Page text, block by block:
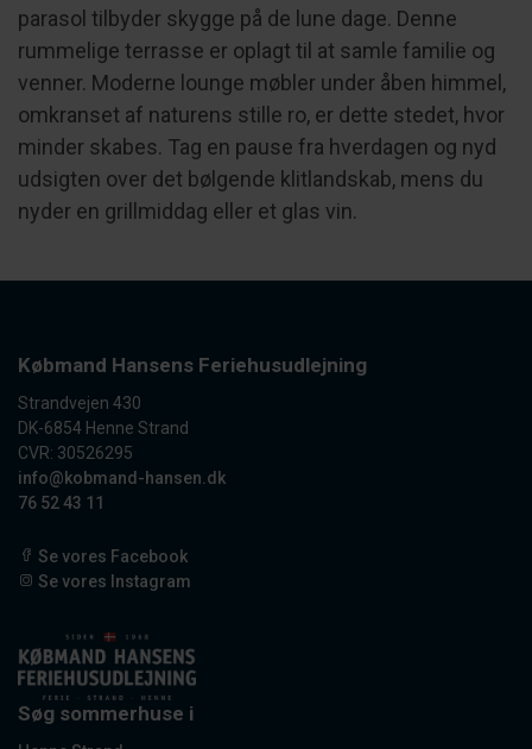
parasol tilbyder skygge på de lune dage. Denne
rummelige terrasse er oplagt til at samle familie og
venner. Moderne lounge møbler under åben himmel,
omkranset af naturens stille ro, er dette stedet, hvor
minder skabes. Tag en pause fra hverdagen og nyd
udsigten over det bølgende klitlandskab, mens du
nyder en grillmiddag eller et glas vin.
Købmand Hansens Feriehusudlejning
Strandvejen 430
DK-6854 Henne Strand
CVR: 30526295
info@kobmand-hansen.dk
76 52 43 11
Se vores Facebook
Se vores Instagram
Søg sommerhuse i